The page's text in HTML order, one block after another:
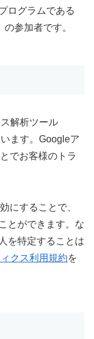
ログラムである
参加者です。
解析ツール
ます。Googleア
でお客様のトラ
にすることで、
とができます。な
を特定することは
クス利用規約を